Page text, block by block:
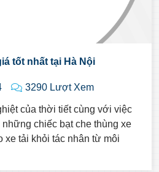
tốt nhất tại Hà Nội
3290 Lượt Xem
của thời tiết cùng với việc
chiếc bạt che thùng xe
xe tải khỏi tác nhân từ môi